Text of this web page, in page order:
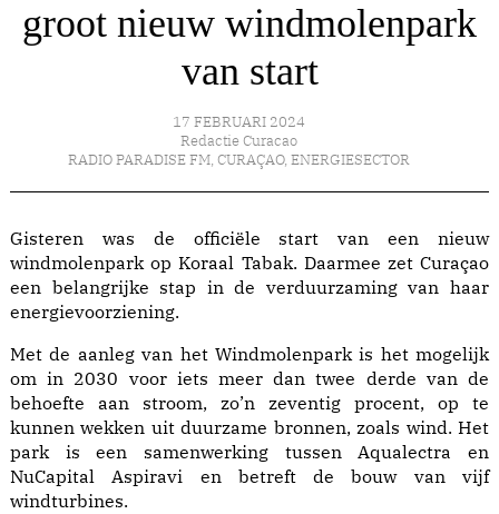
groot nieuw windmolenpark
van start
17 FEBRUARI 2024
Redactie Curacao
RADIO PARADISE FM, CURAÇAO, ENERGIESECTOR
Gisteren was de officiële start van een nieuw
windmolenpark op Koraal Tabak. Daarmee zet Curaçao
een belangrijke stap in de verduurzaming van haar
energievoorziening.
Met de aanleg van het Windmolenpark is het mogelijk
om in 2030 voor iets meer dan twee derde van de
behoefte aan stroom, zo’n zeventig procent, op te
kunnen wekken uit duurzame bronnen, zoals wind. Het
park is een samenwerking tussen Aqualectra en
NuCapital Aspiravi en betreft de bouw van vijf
windturbines.